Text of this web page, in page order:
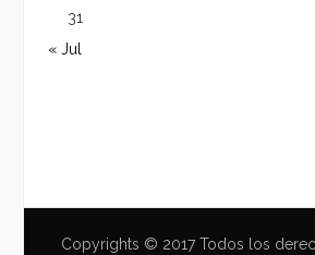
31
« Jul
Copyrights © 2017 Todos los